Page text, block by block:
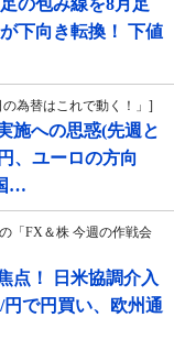
の包み線を8月足
下向き転換！ 下値
為替はこれで動く！」]
施への思惑(先週と
、ユーロの方向
…
「FX＆株 今週の作戦会
点！ 日米協調介入
で円買い、欧州通